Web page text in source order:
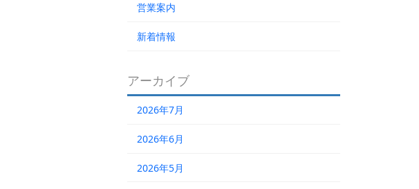
営業案内
新着情報
アーカイブ
2026年7月
2026年6月
2026年5月